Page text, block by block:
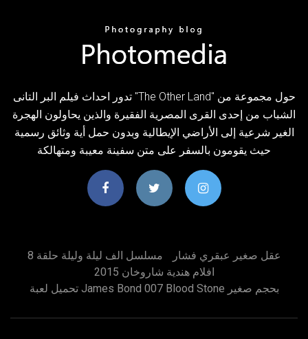
تدور احداث فيلم البر التانى "The Other Land" حول مجموعة من
الشباب من إحدى القرى المصرية الفقيرة والذين يحاولون الهجرة
الغير شرعية إلى اﻷراضي اﻹيطالية وبدون حمل أية وثائق رسمية
حيث يقومون بالسفر على متن سفينة معيبة ومتهالكة
مسلسل الف ليلة وليلة حلقة 8
عقل صغير عبقري فشار
افلام هندية شاروخان 2015
تحميل لعبة James Bond 007 Blood Stone بحجم صغير